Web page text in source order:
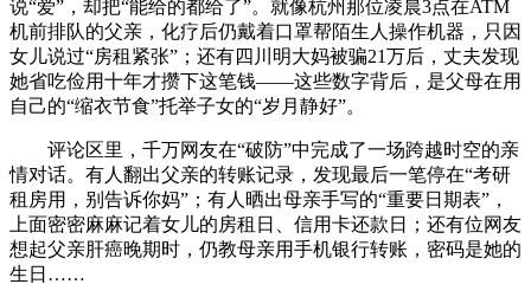
说“爱”，却把“能给的都给了”。就像杭州那位凌晨3点在ATM
机前排队的父亲，化疗后仍戴着口罩帮陌生人操作机器，只因
女儿说过“房租紧张”；还有四川明大妈被骗21万后，丈夫发现
她省吃俭用十年才攒下这笔钱——这些数字背后，是父母在用
自己的“缩衣节食”托举子女的“岁月静好”。
评论区里，千万网友在“破防”中完成了一场跨越时空的亲
情对话。有人翻出父亲的转账记录，发现最后一笔停在“考研
租房用，别告诉你妈”；有人晒出母亲手写的“重要日期表”，
上面密密麻麻记着女儿的房租日、信用卡还款日；还有位网友
想起父亲肝癌晚期时，仍教母亲用手机银行转账，密码是她的
生日……